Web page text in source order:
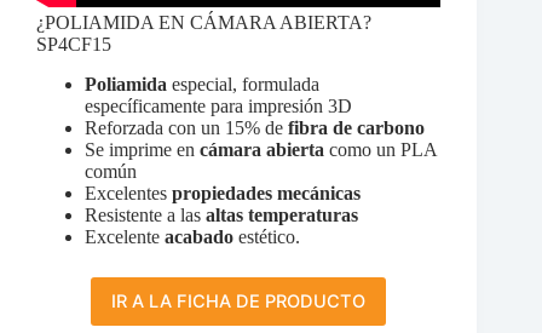
¿POLIAMIDA EN CÁMARA ABIERTA?
SP4CF15
Poliamida especial, formulada
específicamente para impresión 3D
Reforzada con un 15% de fibra de carbono
Se imprime en cámara abierta como un PLA
común
Excelentes propiedades mecánicas
Resistente a las altas temperaturas
Excelente acabado estético.
IR A LA FICHA DE PRODUCTO